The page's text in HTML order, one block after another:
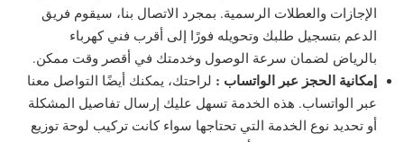
الإجازات والعطلات الرسمية. بمجرد الاتصال بنا، سيقوم فريق
الدعم بتسجيل طلبك وتحويله فورًا إلى أقرب فني كهرباء
بالرياض لضمان سرعة الوصول وخدمتك في أقصر وقت ممكن.
إمكانية الحجز عبر الواتساب : لراحتك، يمكنك أيضًا التواصل معنا
عبر الواتساب. هذه الخدمة تسهل عليك إرسال تفاصيل المشكلة
أو تحديد نوع الخدمة التي تحتاجها سواء كانت تركيب لوحة توزيع